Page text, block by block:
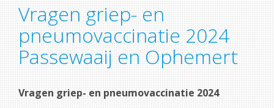
Vragen griep- en
pneumovaccinatie 2024
Passewaaij en Ophemert
Vragen griep- en pneumovaccinatie 2024